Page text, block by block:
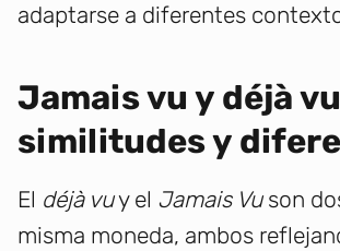
adaptarse a diferentes
Jamais vu y déjà
similitudes y
El déjà vuy el Jamais Vuson
misma moneda, ambos